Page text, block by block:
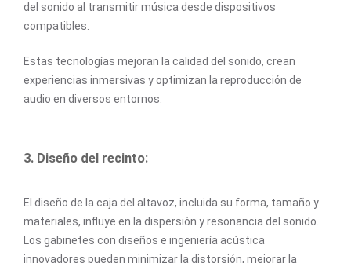
del sonido al transmitir música desde dispositivos
compatibles.
Estas tecnologías mejoran la calidad del sonido, crean
experiencias inmersivas y optimizan la reproducción de
audio en diversos entornos.
3. Diseño del recinto:
El diseño de la caja del altavoz, incluida su forma, tamaño y
materiales, influye en la dispersión y resonancia del sonido.
Los gabinetes con diseños e ingeniería acústica
innovadores pueden minimizar la distorsión, mejorar la